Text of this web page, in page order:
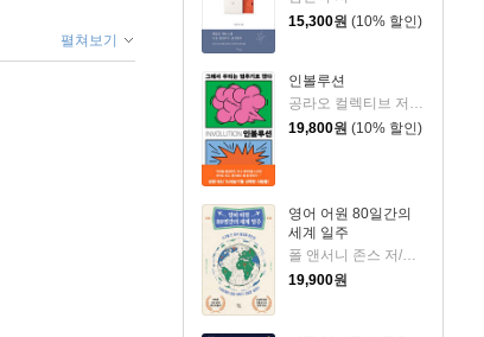
15,300원 (10% 할인)
인볼루션
19,800원 (10% 할인)
영어 어원 80일간의
세계 일주
폴 앤서니 존스 저/고정아 역
19,900원
펼쳐보기